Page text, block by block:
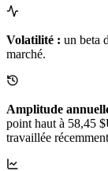
Volatilité : un beta
marché.
Amplitude
point haut à 58,45
travaillée